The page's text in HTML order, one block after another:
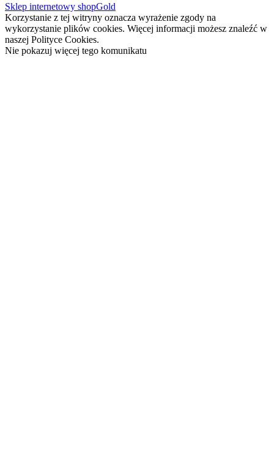
Sklep internetowy shopGold
Korzystanie z tej witryny oznacza wyrażenie zgody na
wykorzystanie plików cookies. Więcej informacji możesz znaleźć w
naszej Polityce Cookies.
Nie pokazuj więcej tego komunikatu